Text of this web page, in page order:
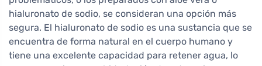
hialuronato de sodio, se consideran una opción más
segura. El hialuronato de sodio es una sustancia que se
encuentra de forma natural en el cuerpo humano y
tiene una excelente capacidad para retener agua, lo